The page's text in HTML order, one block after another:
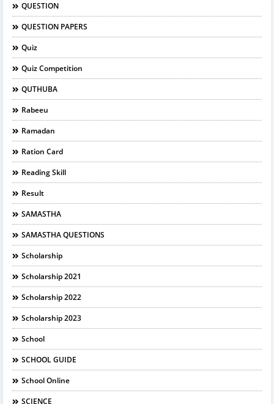
QUESTION
QUESTION PAPERS
Quiz
Quiz Competition
QUTHUBA
Rabeeu
Ramadan
Ration Card
Reading Skill
Result
SAMASTHA
SAMASTHA QUESTIONS
Scholarship
Scholarship 2021
Scholarship 2022
Scholarship 2023
School
SCHOOL GUIDE
School Online
SCIENCE